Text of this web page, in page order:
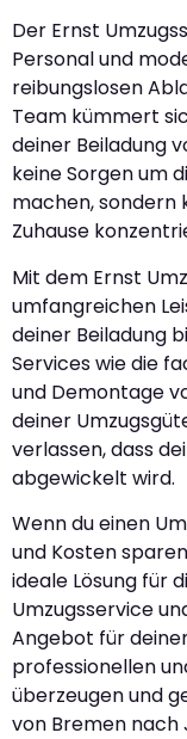
Der Ernst
Personal und
reibungslosen
Team kümmert
deiner Beiladung
keine Sorgen um
machen, sondern
Zuhause
Mit dem Ernst
umfangreichen
deiner Beiladung
Services wie die
und Demontage
deiner
verlassen, dass
abgewickelt wird.
Wenn du einen
und Kosten
ideale Lösung für
Umzugsservice
Angebot für
professionellen
überzeugen und
von Bremen nach